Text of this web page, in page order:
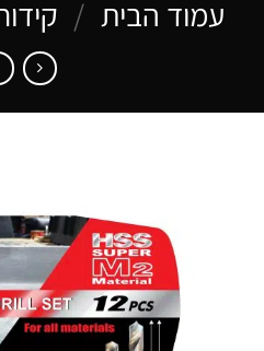
הבית / קידוח /